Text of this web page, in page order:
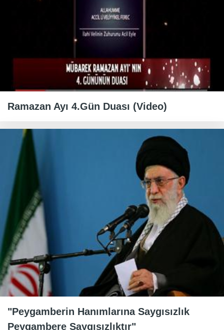
Ramazan Ayı 4.Gün Duası (Video)
"Peygamberin Hanımlarına Saygısızlık
Peygambere Saygısızlıktır"